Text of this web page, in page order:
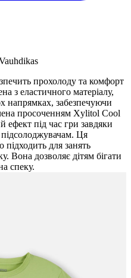
прохолоду та комфорт
з еластичного матеріалу,
напрямках, забезпечуючи
просоченням Xylitol Cool
ефект під час гри завдяки
Ця
для занять
Вона дозволяє дітям бігати
спеку.